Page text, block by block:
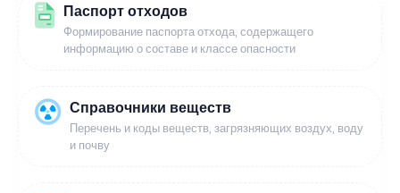
Паспорт отходов
Формирование паспорта отхода, содержащего
информацию о составе и классе опасности
Справочники веществ
Перечень и коды веществ, загрязняющих воздух, воду
и почву